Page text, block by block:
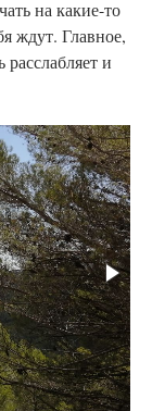
на какие-то
ждут. Главное,
и